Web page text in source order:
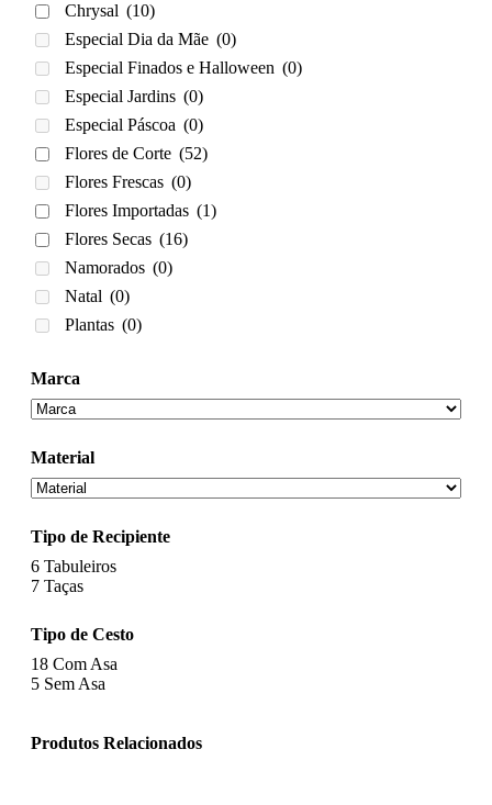
Chrysal (10)
Especial Dia da Mãe (0)
Especial Finados e Halloween (0)
Especial Jardins (0)
Especial Páscoa (0)
Flores de Corte (52)
Flores Frescas (0)
Flores Importadas (1)
Flores Secas (16)
Namorados (0)
Natal (0)
Plantas (0)
Marca
Material
Tipo de Recipiente
6 Tabuleiros
7 Taças
Tipo de Cesto
18 Com Asa
5 Sem Asa
Produtos Relacionados